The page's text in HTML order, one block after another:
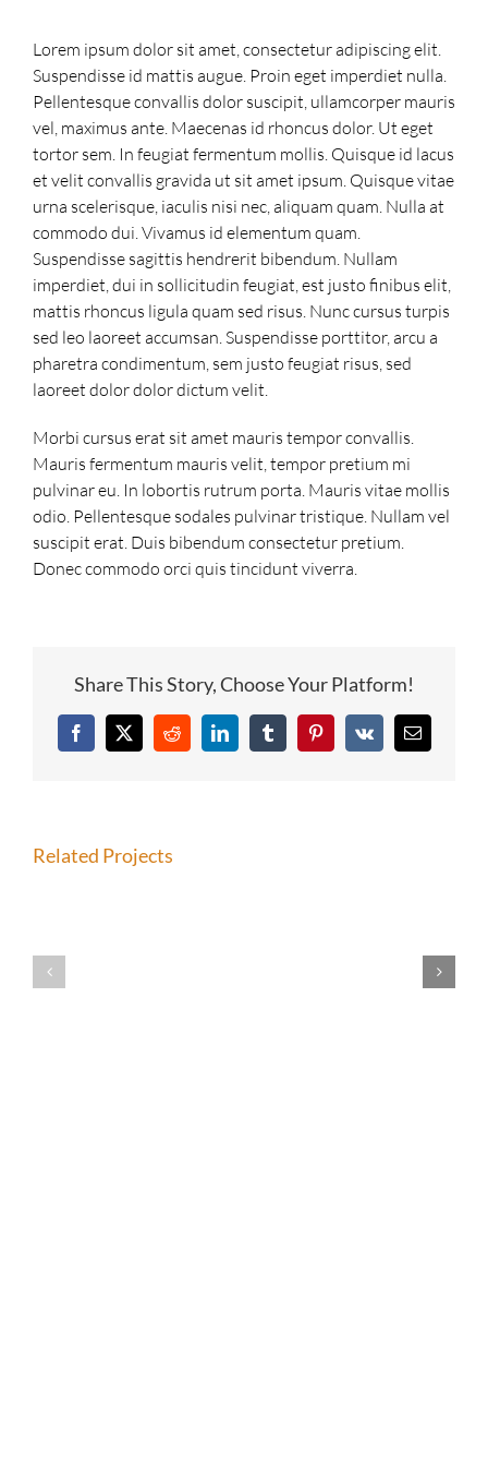
Lorem ipsum dolor sit amet, consectetur adipiscing elit.
Suspendisse id mattis augue. Proin eget imperdiet nulla.
Pellentesque convallis dolor suscipit, ullamcorper mauris
vel, maximus ante. Maecenas id rhoncus dolor. Ut eget
tortor sem. In feugiat fermentum mollis. Quisque id lacus
et velit convallis gravida ut sit amet ipsum. Quisque vitae
urna scelerisque, iaculis nisi nec, aliquam quam. Nulla at
commodo dui. Vivamus id elementum quam.
Suspendisse sagittis hendrerit bibendum. Nullam
imperdiet, dui in sollicitudin feugiat, est justo finibus elit,
mattis rhoncus ligula quam sed risus. Nunc cursus turpis
sed leo laoreet accumsan. Suspendisse porttitor, arcu a
pharetra condimentum, sem justo feugiat risus, sed
laoreet dolor dolor dictum velit.
Morbi cursus erat sit amet mauris tempor convallis.
Mauris fermentum mauris velit, tempor pretium mi
pulvinar eu. In lobortis rutrum porta. Mauris vitae mollis
odio. Pellentesque sodales pulvinar tristique. Nullam vel
suscipit erat. Duis bibendum consectetur pretium.
Donec commodo orci quis tincidunt viverra.
Share This Story, Choose Your Platform!
Facebook
X RedditLinkedInTumblrPinterest
Vk Email
Related Projects
Argentina